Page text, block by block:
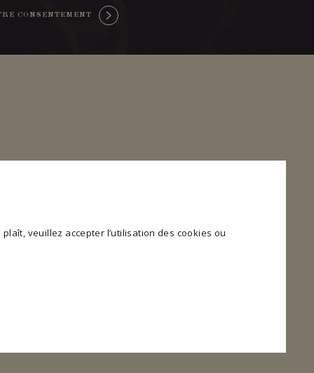
veuillez accepter l’utilisation des cookies ou
CONSENTEMENT